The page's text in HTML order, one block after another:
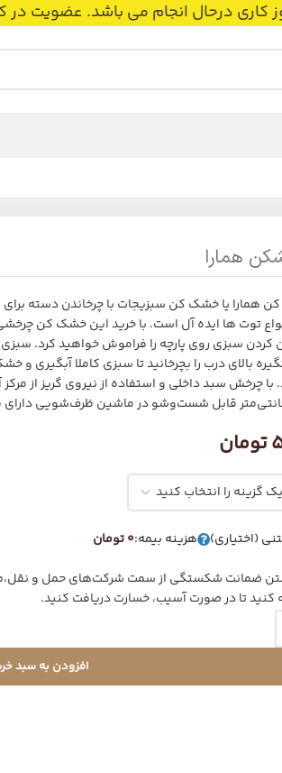
عضویت در
همارا
همارا یا خشک کن سبزیجات با چرخاندن دسته
توت ها ایده آل است. با خرید این خشک کن
کردن سبزی روی پارچه را فراموش خواهید کرد.
بالای درب را بچرخانید تا سبزی کاملا آبگیری و
چرخش سبد داخلی و استفاده از نیروی گریز از
تومان
ضمانت شکستگی از سمت شرکت‌های حمل و
کنید تا در صورت آسیب، خسارت دریافت کنید.
(اختیاری) هزینه بیمه:0 تومان
افزودن به سبد